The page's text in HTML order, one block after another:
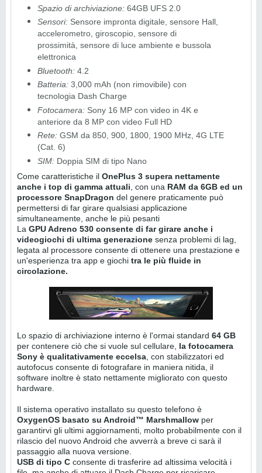
Spazio di archiviazione: 64GB UFS 2.0
Sensori: Sensore impronta digitale, sensore Hall,
accelerometro, giroscopio, sensore di
prossimità, sensore di luce ambiente e bussola
elettronica
Bluetooth: 4.2
Batteria: 3,000 mAh (non rimovibile) con
tecnologia Dash Charge
Fotocamera: Sony 16 MP con video in 4K e
anteriore da 8 MP con video Full HD
Rete: GSM da 850, 900, 1800, 1900 MHz, 4G LTE
(Cat. 6)
SIM: Doppia SIM di tipo Nano
Come caratteristiche il OnePlus 3 supera nettamente
anche i top di gamma attuali , con una RAM da 6GB ed un
processore SnapDragon del genere praticamente può
permettersi di far girare qualsiasi applicazione
simultaneamente, anche le più pesanti
La GPU Adreno 530 consente di far girare anche i
videogiochi di ultima generazione senza problemi di lag,
legata al processore consente di ottenere una prestazione e
un'esperienza tra app e giochi tra le più fluide in
circolazione.
Lo spazio di archiviazione interno è l'ormai standard 64 GB
per contenere ciò che si vuole sul cellulare, la fotocamera
Sony è qualitativamente eccelsa , con stabilizzatori ed
autofocus consente di fotografare in maniera nitida, il
software inoltre è stato nettamente migliorato con questo
hardware.
Il sistema operativo installato su questo telefono è
OxygenOS basato su Android™ Marshmallow per
garantirvi gli ultimi aggiornamenti, molto probabilmente con il
rilascio del nuovo Android che avverrà a breve ci sarà il
passaggio alla nuova versione.
USB di tipo C consente di trasferire ad altissima velocità i